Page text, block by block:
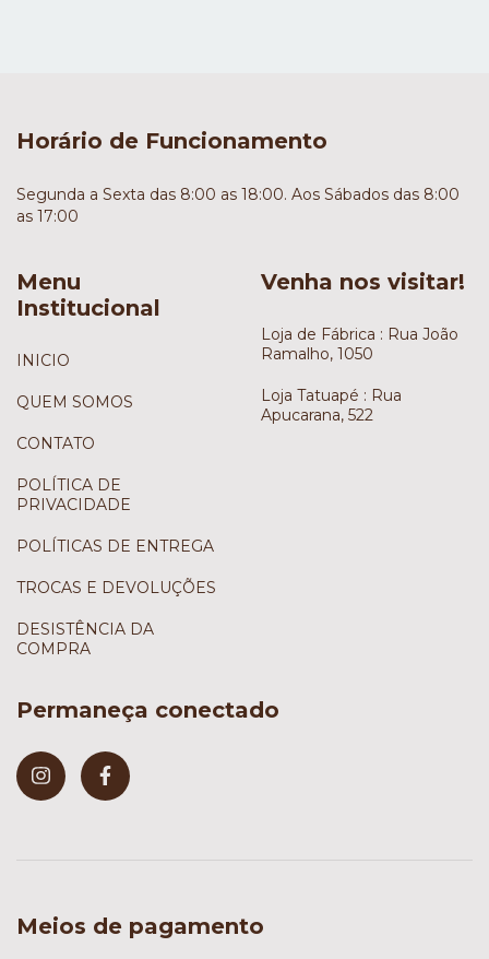
Horário de Funcionamento
Segunda a Sexta das 8:00 as 18:00. Aos Sábados das 8:00
as 17:00
Menu
Institucional
INICIO
QUEM SOMOS
CONTATO
POLÍTICA DE
PRIVACIDADE
POLÍTICAS DE ENTREGA
TROCAS E DEVOLUÇÕES
DESISTÊNCIA DA
COMPRA
Venha nos visitar!
Loja de Fábrica : Rua João
Ramalho, 1050
Loja Tatuapé : Rua
Apucarana, 522
Permaneça conectado
Meios de pagamento